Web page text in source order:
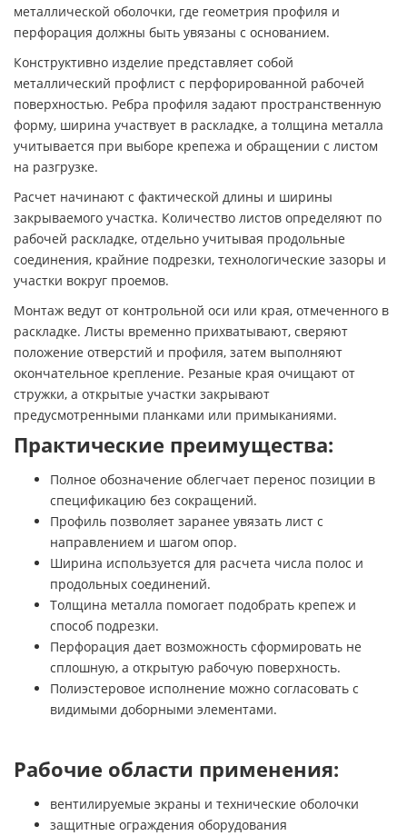
металлической оболочки, где геометрия профиля и
перфорация должны быть увязаны с основанием.
Конструктивно изделие представляет собой
металлический профлист с перфорированной рабочей
поверхностью. Ребра профиля задают пространственную
форму, ширина участвует в раскладке, а толщина металла
учитывается при выборе крепежа и обращении с листом
на разгрузке.
Расчет начинают с фактической длины и ширины
закрываемого участка. Количество листов определяют по
рабочей раскладке, отдельно учитывая продольные
соединения, крайние подрезки, технологические зазоры и
участки вокруг проемов.
Монтаж ведут от контрольной оси или края, отмеченного в
раскладке. Листы временно прихватывают, сверяют
положение отверстий и профиля, затем выполняют
окончательное крепление. Резаные края очищают от
стружки, а открытые участки закрывают
предусмотренными планками или примыканиями.
Практические преимущества:
Полное обозначение облегчает перенос позиции в
спецификацию без сокращений.
Профиль позволяет заранее увязать лист с
направлением и шагом опор.
Ширина используется для расчета числа полос и
продольных соединений.
Толщина металла помогает подобрать крепеж и
способ подрезки.
Перфорация дает возможность сформировать не
сплошную, а открытую рабочую поверхность.
Полиэстеровое исполнение можно согласовать с
видимыми доборными элементами.
Рабочие области применения:
вентилируемые экраны и технические оболочки
защитные ограждения оборудования